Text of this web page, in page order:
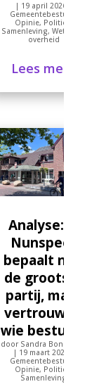
| 19 april 2026
Gemeentebestuur
Opinie, Politiek
Samenleving, Wet open
overheid
Lees meer
Analyse: in
Nunspeet
bepaalt niet
de grootste
partij, maar
vertrouwen
wie bestuurt
door Sandra Bonestroo
| 19 maart 2026
Gemeentebestuur
Opinie, Politiek
Samenleving